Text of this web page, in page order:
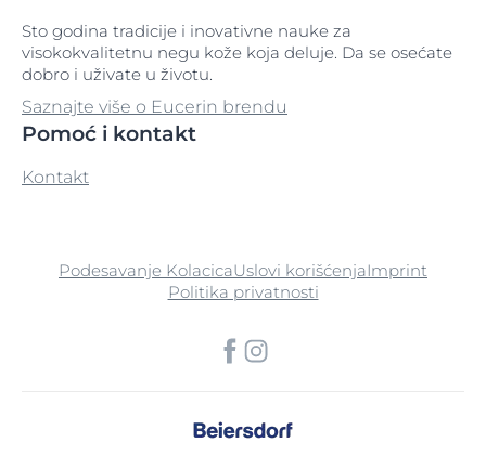
Sto godina tradicije i inovativne nauke za
visokokvalitetnu negu kože koja deluje. Da se osećate
dobro i uživate u životu.
Saznajte više o Eucerin brendu
Pomoć i kontakt
Kontakt
Podesavanje KolacicaUslovi korišćenjaImprint
Politika privatnosti